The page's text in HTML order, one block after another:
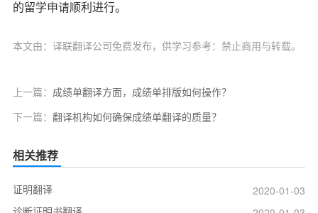
的留学申请顺利进行。
本文由：译联翻译公司免费发布，供学习参考：禁止商用与转载。
上一篇： 成绩单翻译方面，成绩单排版如何操作？
下一篇： 翻译机构如何确保成绩单翻译的质量？
相关推荐
证明翻译
2020-01-03